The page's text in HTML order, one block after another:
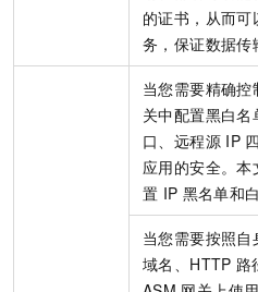
的证书，从而可
务，保证数据传
当您需要精确
关中配置黑白名
口、远程源 IP
应用的安全。
置 IP 黑名单和
当您需要按照
域名、HTTP 路